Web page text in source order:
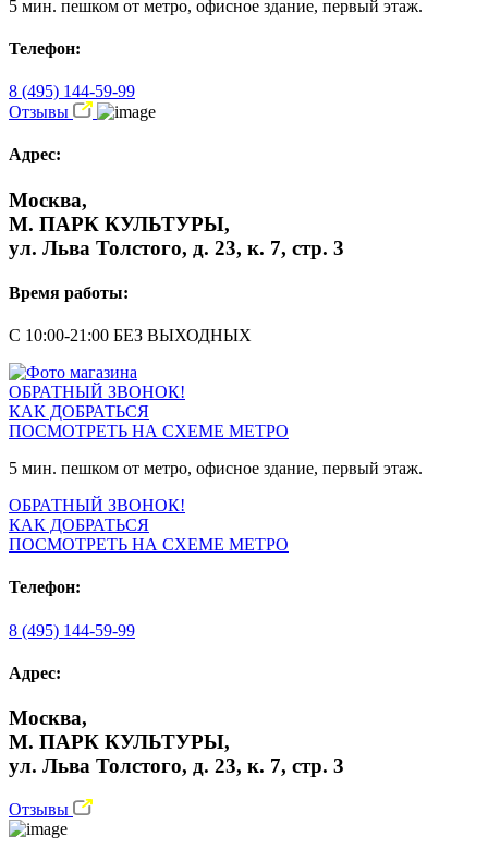
5 мин. пешком от метро, офисное здание, первый этаж.
Телефон:
8 (495) 144-59-99
Отзывы
Адрес:
Москва,
М. ПАРК КУЛЬТУРЫ,
ул. Льва Толстого, д. 23, к. 7, стр. 3
Время работы:
С 10:00-21:00 БЕЗ ВЫХОДНЫХ
ОБРАТНЫЙ ЗВОНОК!
КАК ДОБРАТЬСЯ
ПОСМОТРЕТЬ НА СХЕМЕ МЕТРО
5 мин. пешком от метро, офисное здание, первый этаж.
ОБРАТНЫЙ ЗВОНОК!
КАК ДОБРАТЬСЯ
ПОСМОТРЕТЬ НА СХЕМЕ МЕТРО
Телефон:
8 (495) 144-59-99
Адрес:
Москва,
М. ПАРК КУЛЬТУРЫ,
ул. Льва Толстого, д. 23, к. 7, стр. 3
Отзывы